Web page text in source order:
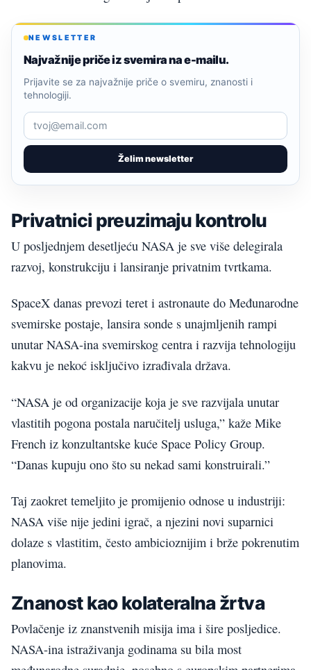
NEWSLETTER
Najvažnije priče iz svemira na e-mailu.
Želim newsletter
Prijavite se za najvažnije priče o svemiru, znanosti i
tehnologiji.
Privatnici preuzimaju kontrolu
U posljednjem desetljeću NASA je sve više delegirala
razvoj, konstrukciju i lansiranje privatnim tvrtkama.
SpaceX danas prevozi teret i astronaute do Međunarodne
svemirske postaje, lansira sonde s unajmljenih rampi
unutar NASA-ina svemirskog centra i razvija tehnologiju
kakvu je nekoć isključivo izrađivala država.
“NASA je od organizacije koja je sve razvijala unutar
vlastitih pogona postala naručitelj usluga,” kaže Mike
French iz konzultantske kuće Space Policy Group.
“Danas kupuju ono što su nekad sami konstruirali.”
Taj zaokret temeljito je promijenio odnose u industriji:
NASA više nije jedini igrač, a njezini novi suparnici
dolaze s vlastitim, često ambicioznijim i brže pokrenutim
planovima.
Znanost kao kolateralna žrtva
Povlačenje iz znanstvenih misija ima i šire posljedice.
NASA-ina istraživanja godinama su bila most